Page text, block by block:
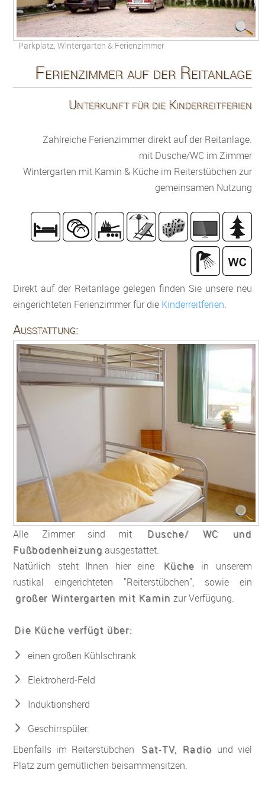
Parkplatz, Wintergarten & Ferienzimmer
Ferienzimmer auf der Reitanlage
Unterkunft für die Kinderreitferien
Zahlreiche Ferienzimmer direkt auf der Reitanlage.
mit Dusche/WC im Zimmer
Wintergarten mit Kamin & Küche im Reiterstübchen zur
gemeinsamen Nutzung
Direkt auf der Reitanlage gelegen finden Sie unsere neu
eingerichteten Ferienzimmer für die Kinderreitferien.
Ausstattung:
Alle Zimmer sind mit
Dusche/ WC und
Fußbodenheizung ausgestattet.
Natürlich steht Ihnen hier eine
Küche in unserem
rustikal eingerichteten "Reiterstübchen", sowie ein
großer Wintergarten mit Kamin zur Verfügung.
Die Küche verfügt über:
einen großen Kühlschrank
Elektroherd-Feld
Induktionsherd
Geschirrspüler.
Ebenfalls im Reiterstübchen
Sat-TV, Radio und viel
Platz zum gemütlichen beisammensitzen.